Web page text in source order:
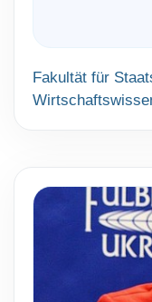
Fakultät für